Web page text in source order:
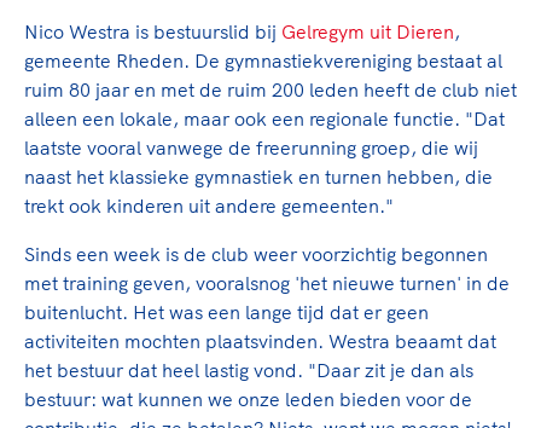
Sport gaat niet vanzelf
Sport verenigt. Op sportclubs, pleintjes, tijdens
een rondje fietsen, door samen te skaten of naar
de sportschool te gaan. Door samen te juichen
voor Sifan Hassan, Rico Verhoeven, Diede de
Groot en het Nederlands Elftal. Of met trots te
genieten van de karatewedstrijd van je dochter,
de halve marathon van je moeder of de
hockeywedstrijd van je buurjongen.
Lees verder
High5 Stappenplan
Ruimte voor sport
Clubondersteuning
Beroepskrachten
sportomgeving
Voor welk gedrag staat de club? Wat mag wel
langs de lijn, in de kleedkamer, kantine en online?
En wat mag vooral niet? Een gedragscode geeft
Maatschappelijke waarde topsport
Top teamsportcompetities
De TeamNL Academie
De TeamNL Academie biedt een leer- en
ontwikkelprogramma voor de volgende functies
binnen TeamNL programma's: experts, coaches,
bestuurders, (technisch) directeuren, managers en
toekomstig kader.
Lees verder
Nico Westra is bestuurslid bij Gelregym uit Dieren,
gemeente Rheden. De gymnastiekvereniging bestaat al
ruim 80 jaar en met de ruim 200 leden heeft de club niet
alleen een lokale, maar ook een regionale functie. "Dat
laatste vooral vanwege de freerunning groep, die wij
naast het klassieke gymnastiek en turnen hebben, die
trekt ook kinderen uit andere gemeenten."
Sinds een week is de club weer voorzichtig begonnen
met training geven, vooralsnog 'het nieuwe turnen' in de
buitenlucht. Het was een lange tijd dat er geen
activiteiten mochten plaatsvinden. Westra beaamt dat
het bestuur dat heel lastig vond. "Daar zit je dan als
bestuur: wat kunnen we onze leden bieden voor de